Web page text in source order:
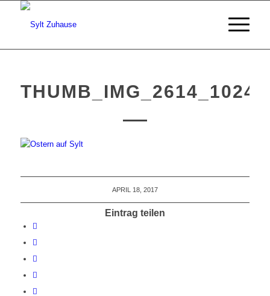
THUMB_IMG_2614_1024
APRIL 18, 2017
Eintrag teilen